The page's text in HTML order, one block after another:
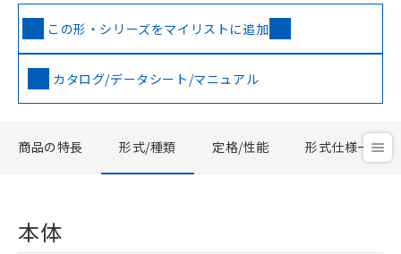
この形・シリーズをマイリストに追加
カタログ/データシート/マニュアル
商品の特長 形式/種類 定格/性能 形式仕様一覧
本体